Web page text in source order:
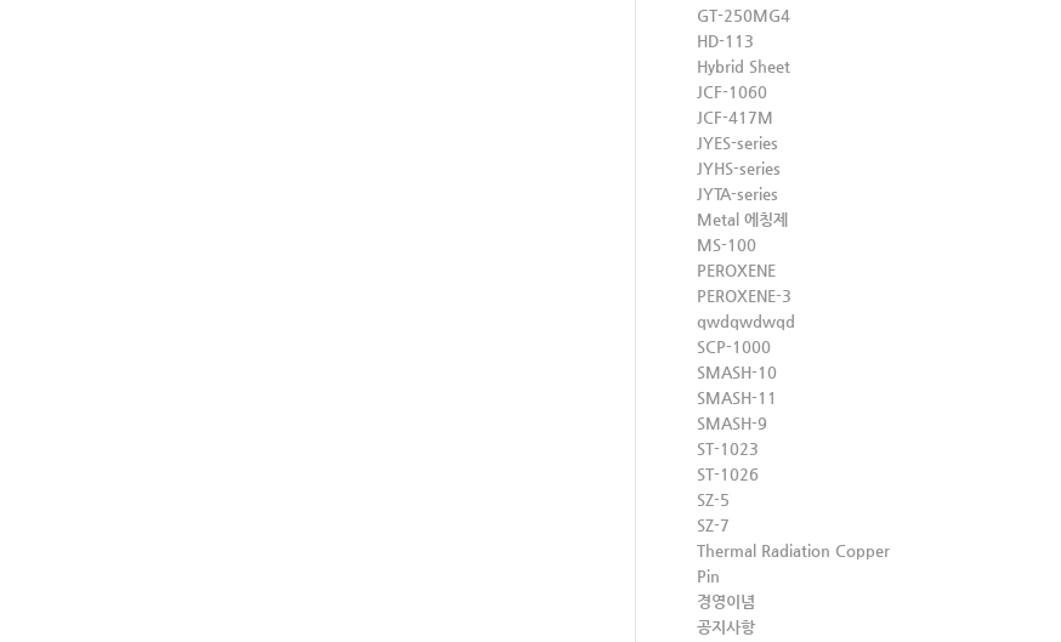
GT-250MG4
HD-113
Hybrid Sheet
JCF-1060
JCF-417M
JYES-series
JYHS-series
JYTA-series
Metal 에칭제
MS-100
PEROXENE
PEROXENE-3
qwdqwdwqd
SCP-1000
SMASH-10
SMASH-11
SMASH-9
ST-1023
ST-1026
SZ-5
SZ-7
Thermal Radiation Copper
Pin
경영이념
공지사항